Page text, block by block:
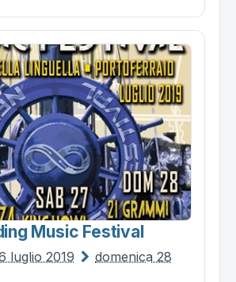
Music Festival
luglio 2019
domenica 28